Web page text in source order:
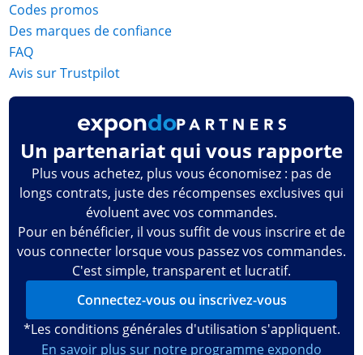
Codes promos
Des marques de confiance
FAQ
Avis sur Trustpilot
Un partenariat qui vous rapporte
Plus vous achetez, plus vous économisez : pas de
longs contrats, juste des récompenses exclusives qui
évoluent avec vos commandes.
Pour en bénéficier, il vous suffit de vous inscrire et de
vous connecter lorsque vous passez vos commandes.
C'est simple, transparent et lucratif.
Connectez-vous ou inscrivez-vous
*Les conditions générales d'utilisation s'appliquent.
En savoir plus sur notre programme expondo